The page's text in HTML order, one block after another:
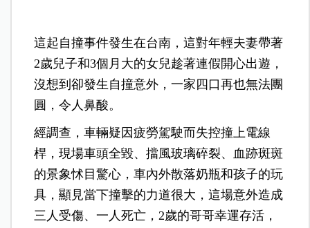
這起自撞事件發生在台南，這對年輕夫妻帶著
2歲兒子和3個月大的女兒趁著連假開心出遊，
沒想到卻發生自撞意外，一家四口再也無法團
圓，令人鼻酸。
經調查，車輛疑因疲勞駕駛而失控撞上電線
桿，現場車頭全毀、擋風玻璃碎裂、血跡斑斑
的景象怵目驚心，車內外散落奶瓶和孩子的玩
具，顯見當下撞擊的力道很大，這場意外造成
三人受傷、一人死亡，2歲的哥哥幸運存活，